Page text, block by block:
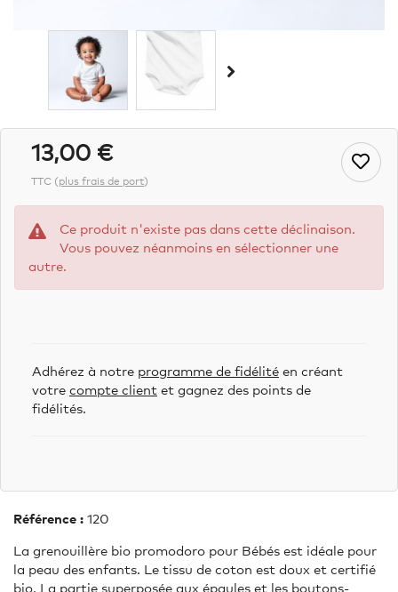
13,00 €
TTC (plus frais de port)
Ce produit n'existe pas dans cette déclinaison.
Vous pouvez néanmoins en sélectionner une
autre.
Adhérez à notre programme de fidélité en créant
votre compte client et gagnez des points de
fidélités.
Référence : 120
La grenouillère bio promodoro pour Bébés est idéale pour
la peau des enfants. Le tissu de coton est doux et certifié
bio. La partie superposée aux épaules et les boutons-